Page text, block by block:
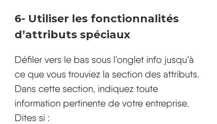
6- Utiliser les fonctionnalités
d’attributs spéciaux
Défiler vers le bas sous l’onglet info jusqu’à
ce que vous trouviez la section des attributs.
Dans cette section, indiquez toute
information pertinente de votre entreprise.
Dites si :